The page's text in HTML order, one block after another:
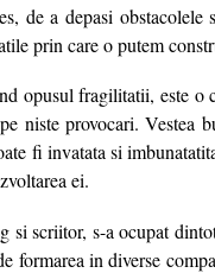
de a depasi
prin care o putem
opusul fragilitatii, este
niste provocari. Vestea
fi invatata si
ei.
si scriitor, s-a ocupat
formarea in diverse